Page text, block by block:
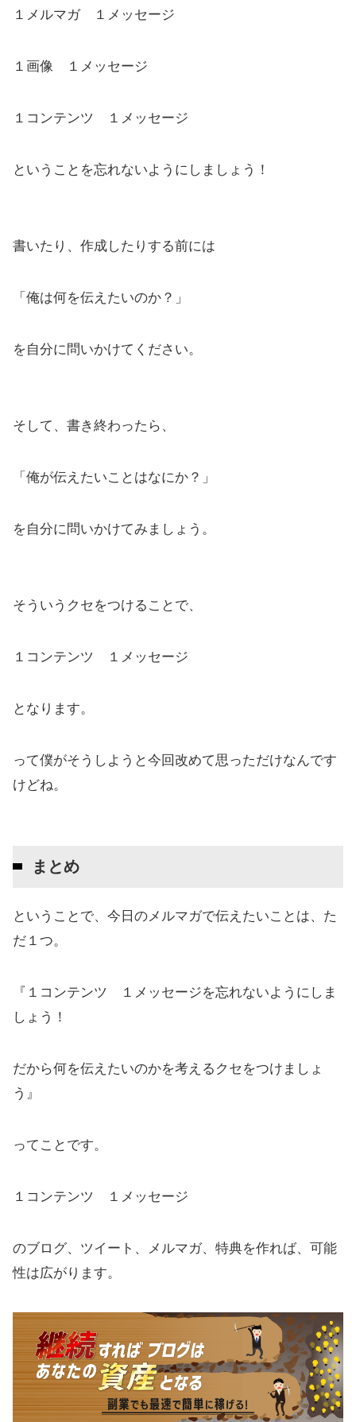
１メルマガ １メッセージ
１画像 １メッセージ
１コンテンツ １メッセージ
ということを忘れないようにしましょう！
書いたり、作成したりする前には
「俺は何を伝えたいのか？」
を自分に問いかけてください。
そして、書き終わったら、
「俺が伝えたいことはなにか？」
を自分に問いかけてみましょう。
そういうクセをつけることで、
１コンテンツ １メッセージ
となります。
って僕がそうしようと今回改めて思っただけなんです
けどね。
まとめ
ということで、今日のメルマガで伝えたいことは、た
だ１つ。
『１コンテンツ １メッセージを忘れないようにしま
しょう！
だから何を伝えたいのかを考えるクセをつけましょ
う』
ってことです。
１コンテンツ １メッセージ
のブログ、ツイート、メルマガ、特典を作れば、可能
性は広がります。